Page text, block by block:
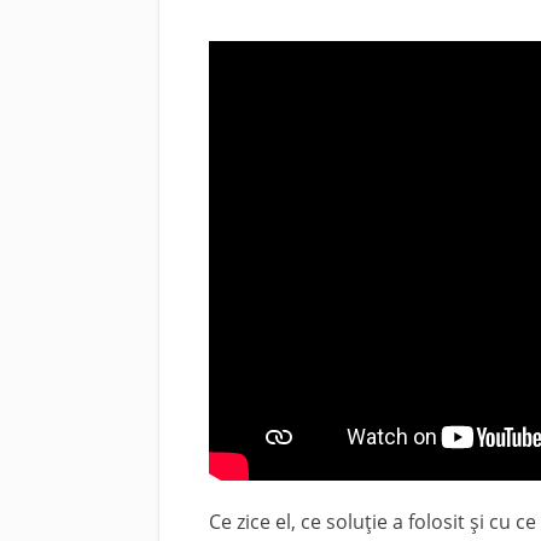
Ce zice el, ce soluţie a folosit şi cu